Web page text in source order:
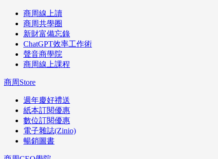
商周線上讀
商周共學圈
新財富備忘錄
ChatGPT效率工作術
聲音商學院
商周線上課程
商周Store
週年慶好禮送
紙本訂閱優惠
數位訂閱優惠
電子雜誌(Zinio)
暢銷圖書